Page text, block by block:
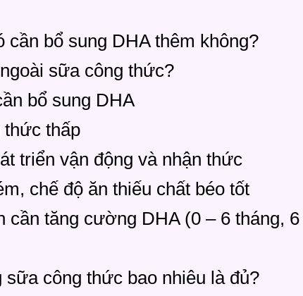
bổ sung DHA thêm không?
sữa công thức?
bổ sung DHA
thấp
triển vận động và nhận thức
chế độ ăn thiếu chất béo tốt
cần tăng cường DHA (0 – 6 tháng, 6
sữa công thức bao nhiêu là đủ?